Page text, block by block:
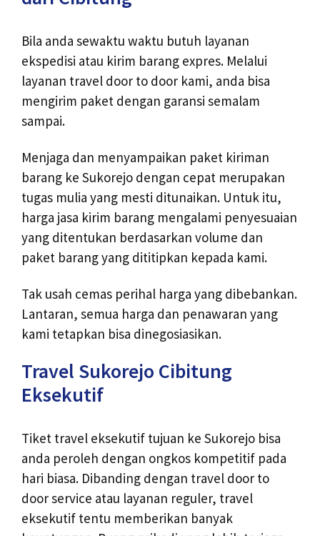
Bila anda sewaktu waktu butuh layanan
ekspedisi atau kirim barang expres. Melalui
layanan travel door to door kami, anda bisa
mengirim paket dengan garansi semalam
sampai.
Menjaga dan menyampaikan paket kiriman
barang ke Sukorejo dengan cepat merupakan
tugas mulia yang mesti ditunaikan. Untuk itu,
harga jasa kirim barang mengalami penyesuaian
yang ditentukan berdasarkan volume dan
paket barang yang dititipkan kepada kami.
Tak usah cemas perihal harga yang dibebankan.
Lantaran, semua harga dan penawaran yang
kami tetapkan bisa dinegosiasikan.
Travel Sukorejo Cibitung
Eksekutif
Tiket travel eksekutif tujuan ke Sukorejo bisa
anda peroleh dengan ongkos kompetitif pada
hari biasa. Dibanding dengan travel door to
door service atau layanan reguler, travel
eksekutif tentu memberikan banyak